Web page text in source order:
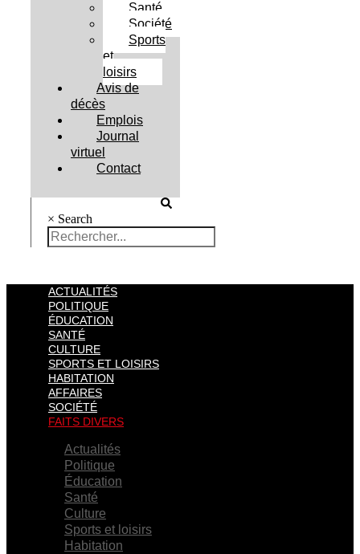
Santé
Société
Sports
et
loisirs
Avis de
décès
Emplois
Journal
virtuel
Contact
× Search
ACTUALITÉS
POLITIQUE
ÉDUCATION
SANTÉ
CULTURE
SPORTS ET LOISIRS
HABITATION
AFFAIRES
SOCIÉTÉ
FAITS DIVERS
Actualités
Politique
Éducation
Santé
Culture
Sports et loisirs
Habitation